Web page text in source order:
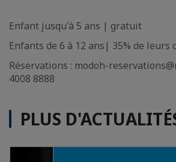
Enfant jusqu'à 5 ans | gratuit
Enfants de 6 à 12 ans| 35% de leurs
Réservations : modoh-
4008 8888
PLUS